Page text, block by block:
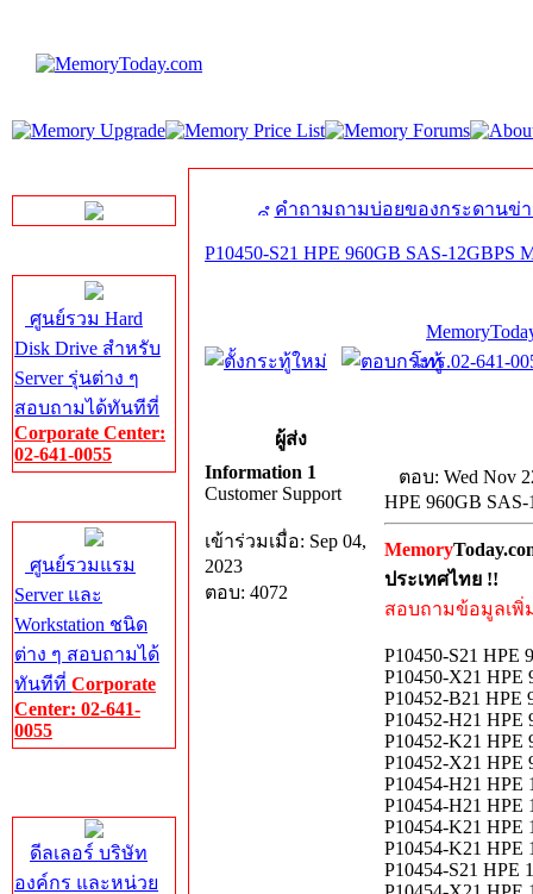
ศูนย์รวม Hard
Disk Drive สำหรับ
Server รุ่นต่าง ๆ
สอบถามได้ทันทีที่
Corporate Center:
02-641-0055
ศูนย์รวมแรม
Server และ
Workstation ชนิด
ต่าง ๆ สอบถามได้
ทันทีที่ Corporate
Center: 02-641-
0055
ดีลเลอร์ บริษัท
องค์กร และหน่วย
คำถามถามบ่อยของกระดานข่
P10450-S21 HPE 960GB SAS-12GBPS
โทร.02-641-
ผู้ส่ง
Information 1
Customer Support
เข้าร่วมเมื่อ: Sep 04,
2023
ตอบ: 4072
ตอบ: Wed Nov
HPE 960GB
Memory
ประเทศไทย !!
สอบถามข้อมูลเพิ่
P10450-S21 HPE
P10450-X21 HPE
P10452-B21 HPE
P10452-H21 HPE
P10452-K21 HPE
P10452-X21 HPE
P10454-H21 HPE
P10454-H21 HPE
P10454-K21 HPE
P10454-K21 HPE
P10454-S21 HPE